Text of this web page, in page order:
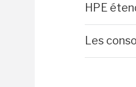
HPE
Les